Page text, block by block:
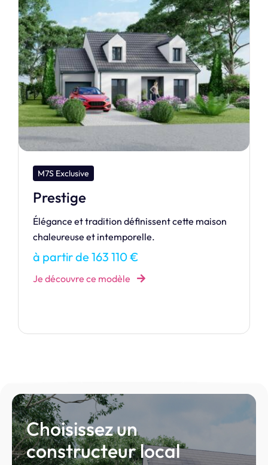
M7S Exclusive
Sublime
Véritable modèle intemporel, SUBLIME n’en
demeure pas moins moderne !
à partir de 167 188 €
Je découvre ce modèle
Choisissez un
constructeur local